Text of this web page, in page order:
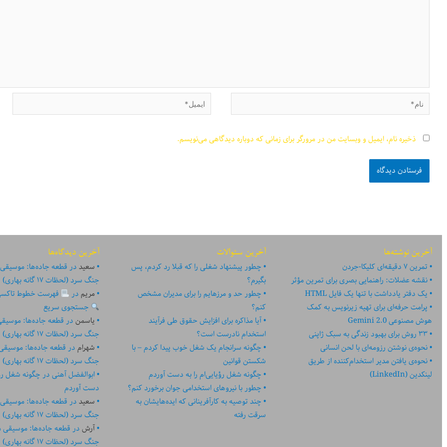
نام* ایمیل*
ذخیره نام، ایمیل و وبسایت من در مرورگر برای زمانی که دوباره دیدگاهی می‌نویسم.
آخرین نوشته‌ها
تمرین ۷ دقیقه‌ای کلیکا-جردن
نقشه عضلات: راهنمایی بصری برای تمرین مؤثر
یک دفتر یادداشت با تنها یک فایل HTML
پرامت حرفه‌ای برای تهیه زیرنویس به کمک
هوش مصنوعی Gemini 2.0
۳۳ روش برای بهبود زندگی به سبک ژاپنی
نحوه‌ی نوشتن رزومه‌ای با لحن انسانی
نحوه‌ی یافتن مدیر استخدام‌کننده از طریق
لینکدین (LinkedIn)
آخرین سئوالات
چطور پیشنهاد شغلی را که قبلا رد کردم، پس
بگیرم؟
چطور حد و مرزهایم را برای مدیران مشخص
کنم؟
آیا مذاکره برای افزایش حقوق طی فرآیند
استخدام نادرست است؟
چگونه سرانجام یک شغل خوب پیدا کردم – با
شکستن قوانین
چگونه شغل رؤیایی‌ام را به دست آوردم
چطور با نیروهای استخدامی جوان برخورد کنم؟
چند توصیه به کارآفرینانی که ایده‏‏‌‏‏‌هایشان به
سرقت رفته
آخرین دیدگاه‌ها
سعیددرقطعه جاده‌ها:
جنگ سرد (لحظات ۱۷ گانه بهاری)
مریمدر
فهرست خطوط تاکسی
جستجوی سریع
یاسمندرقطعه جاده‌ها:
جنگ سرد (لحظات ۱۷ گانه بهاری)
شهرامدرقطعه جاده‌ها:
جنگ سرد (لحظات ۱۷ گانه بهاری)
ابوالفضل آهنیدرچگونه شغل
دست آوردم
سعیددرقطعه جاده‌ها:
جنگ سرد (لحظات ۱۷ گانه بهاری)
آرشدرقطعه جاده‌ها: موسیقی
جنگ سرد (لحظات ۱۷ گانه بهاری)